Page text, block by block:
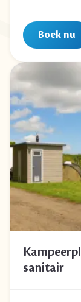
Boek nu
sanitair